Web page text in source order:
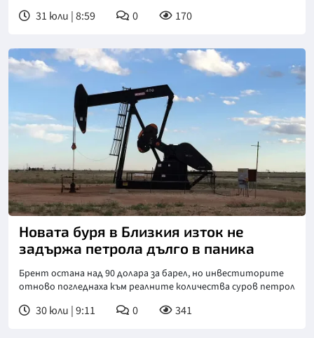
31 юли | 8:59 0 170
Новата буря в Близкия изток не
задържа петрола дълго в паника
Брент остана над 90 долара за барел, но инвеститорите
отново погледнаха към реалните количества суров петрол
30 юли | 9:11 0 341